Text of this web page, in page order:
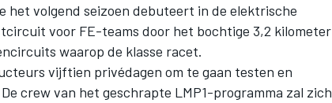
het volgend seizoen debuteert in de elektrische
voor FE-teams door het bochtige 3,2 kilometer
waarop de klasse racet.
vijftien privédagen om te gaan testen en
crew van het geschrapte LMP1-programma zal zich